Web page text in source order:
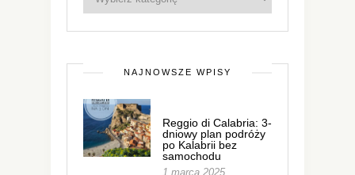
NAJNOWSZE WPISY
Reggio di Calabria: 3-
dniowy plan podróży
po Kalabrii bez
samochodu
1 marca 2025